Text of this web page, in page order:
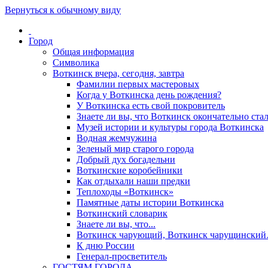
Вернуться к обычному виду
Город
Общая информация
Символика
Воткинск вчера, сегодня, завтра
Фамилии первых мастеровых
Когда у Воткинска день рождения?
У Воткинска есть свой покровитель
Знаете ли вы, что Воткинск окончательно
Музей истории и культуры города Воткинска
Водная жемчужина
Зеленый мир старого города
Добрый дух богадельни
Воткинские коробейники
Как отдыхали наши предки
Теплоходы «Воткинск»
Памятные даты истории Воткинска
Воткинский словарик
Знаете ли вы, что...
Воткинск чарующий, Воткинск
К дню России
Генерал-просветитель